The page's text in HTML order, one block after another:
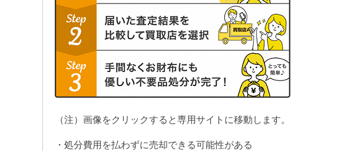
（注）画像をクリックすると専用サイトに移動します。
・処分費用を払わずに売却できる可能性がある